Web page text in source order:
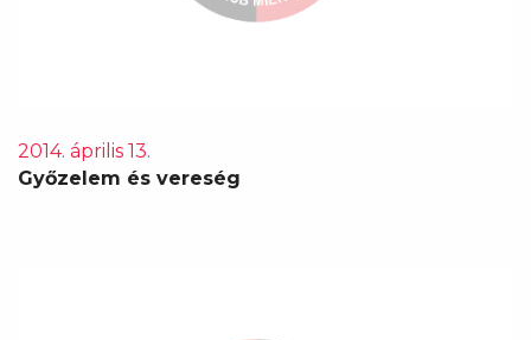
2014. április 13.
Győzelem és vereség